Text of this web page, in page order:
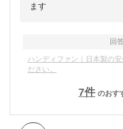
ます
回
ハンディファン｜日本製の
ださい。
7件 のおす